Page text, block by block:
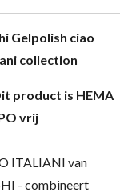
Gelpolish ciao
collection
product is HEMA
vrij
ITALIANI van
- combineert